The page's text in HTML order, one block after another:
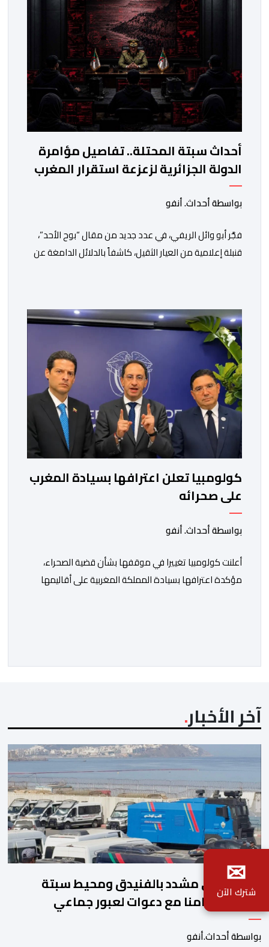
مخططات الجارة التي تحركت سريعا عبر عملائها […]
أحداث سبتة المحتلة.. تفاصيل مؤامرة
الدولة الجزائرية لزعزعة استقرار المغرب
بواسطة أحداث. أنفو
فجَّر أبو وائل الريفي، في عدد جديد من مقال “بوح الأحد”،
قنبلة إعلامية من العيار الثقيل، كاشفاً بالدلائل الدامغة عن
كاشفا خيوط حملة تحريضية ممنهجة شنتها الحسابات
والمنصات التابعة للمخابرات العسكرية الجزائرية لاستدراج
الشباب والقاصرين عبر مواقع التواصل الاجتماعي، وذلك […]
كولومبيا تعلن اعترافها بسيادة المغرب
على صحرائه
بواسطة أحداث. أنفو
أعلنت كولومبيا تغييرا في موقفها بشأن قضية الصحراء،
مؤكدة اعترافها بسيادة المملكة المغربية على أقاليمها
وزير العلاقات الخارجية عمر بولا إسكوبار. وبهذه المناسبة،
آخر الأخبار
تأهب أمني مشدد بالفنيدق ومحيط سبتة
ومليلية تزامنا مع دعوات لعبور جماعي
بواسطة أحداث.أنفو
✉
شترك الآن